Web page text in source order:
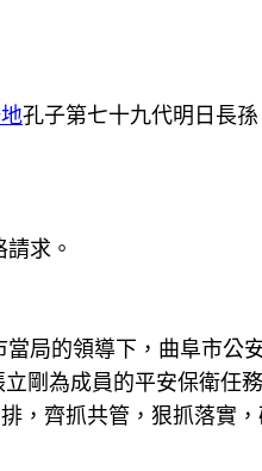
孔子第七十九代明日長
求。
局的領導下，曲阜市公
剛為成員的平安保衛
，齊抓共管，狠抓落實